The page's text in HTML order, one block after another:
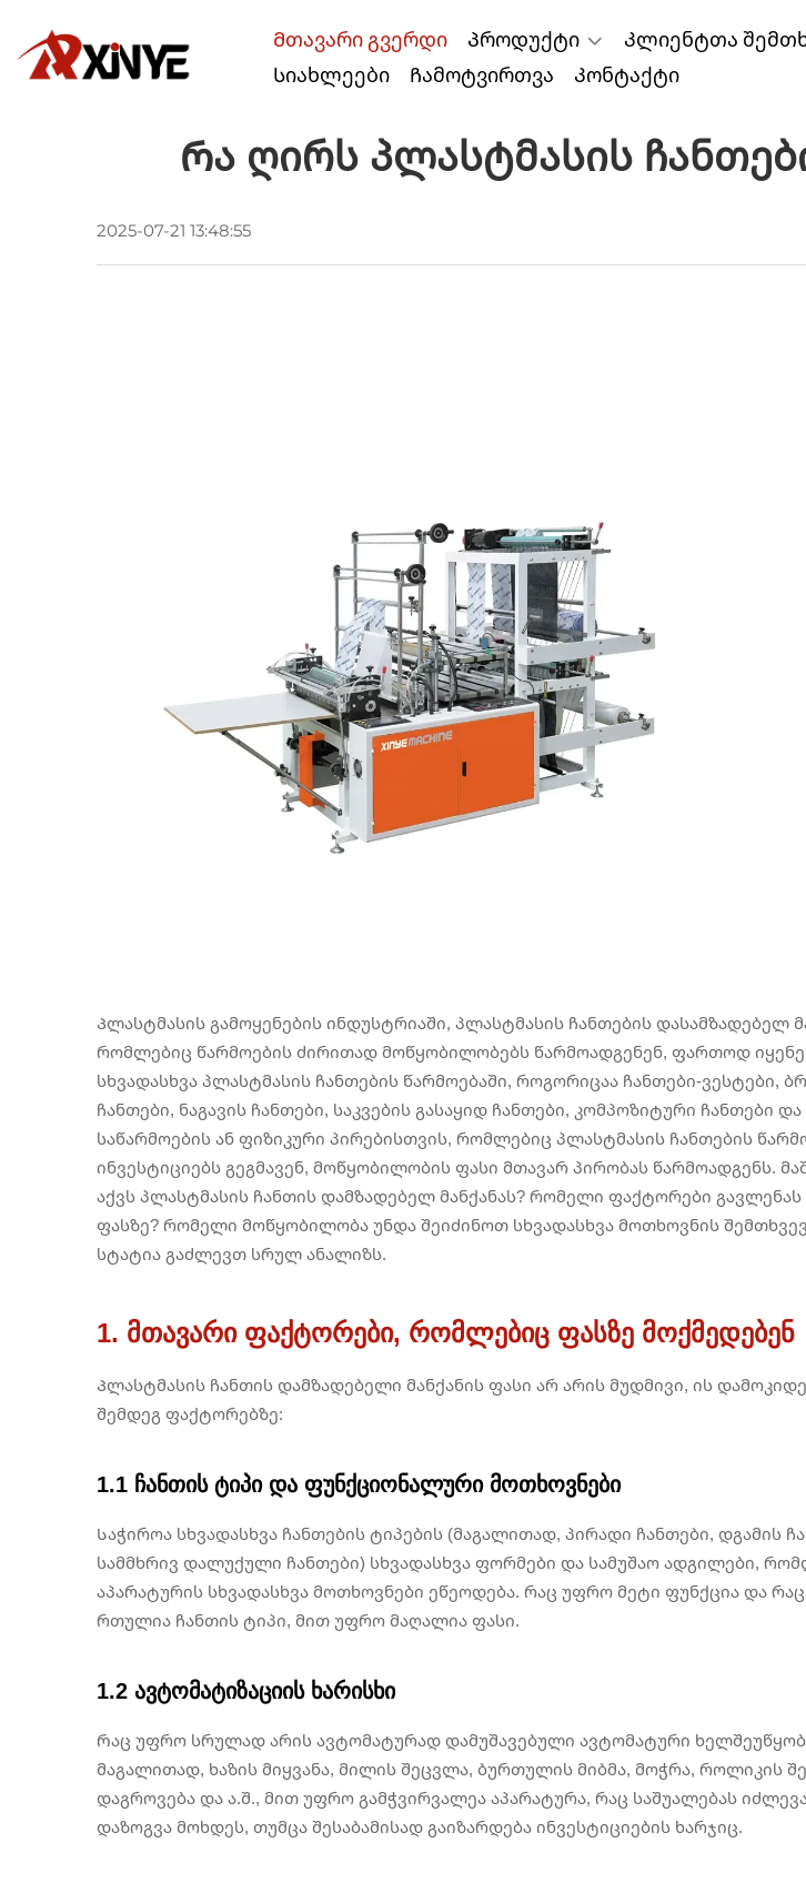
Მთავარი გვერდი Პროდუქტი Კლიენტთა
Სიახლეები
Ჩამოტვირთვა Კონტაქტი
Რა Ღირს Პლასტმასის
2025-07-21 13:48:55
Პლასტმასის გამოყენების ინდუსტრიაში, პლასტმასის ჩანთების დასამზადებელ
რომლებიც წარმოების ძირითად მოწყობილობებს წარმოადგენენ, ფართოდ
სხვადასხვა პლასტმასის ჩანთების წარმოებაში, როგორიცაა ჩანთები-ვესტები,
ჩანთები, ნაგავის ჩანთები, საკვების გასაყიდ ჩანთები, კომპოზიტური ჩანთები და
საწარმოების ან ფიზიკური პირებისთვის, რომლებიც პლასტმასის ჩანთების
ინვესტიციებს გეგმავენ, მოწყობილობის ფასი მთავარ პირობას წარმოადგენს.
აქვს პლასტმასის ჩანთის დამზადებელ მანქანას? რომელი ფაქტორები გავლენას
ფასზე? რომელი მოწყობილობა უნდა შეიძინოთ სხვადასხვა მოთხოვნის
სტატია გაძლევთ სრულ ანალიზს.
1. მთავარი ფაქტორები, რომლებიც ფასზე მოქმედებენ
Პლასტმასის ჩანთის დამზადებელი მანქანის ფასი არ არის მუდმივი, ის
შემდეგ ფაქტორებზე:
1.1 ჩანთის ტიპი და ფუნქციონალური მოთხოვნები
Საჭიროა სხვადასხვა ჩანთების ტიპების (მაგალითად, პირადი ჩანთები, დგამის
სამმხრივ დალუქული ჩანთები) სხვადასხვა ფორმები და სამუშაო ადგილები,
აპარატურის სხვადასხვა მოთხოვნები ეწეოდება. რაც უფრო მეტი ფუნქცია და
რთულია ჩანთის ტიპი, მით უფრო მაღალია ფასი.
1.2 ავტომატიზაციის ხარისხი
Რაც უფრო სრულად არის ავტომატურად დამუშავებული ავტომატური
მაგალითად, ხაზის მიყვანა, მილის შეცვლა, ბურთულის მიბმა, მოჭრა, როლიკის
დაგროვება და ა.შ., მით უფრო გამჭვირვალეა აპარატურა, რაც საშუალებას
დაზოგვა მოხდეს, თუმცა შესაბამისად გაიზარდება ინვესტიციების ხარჯიც.